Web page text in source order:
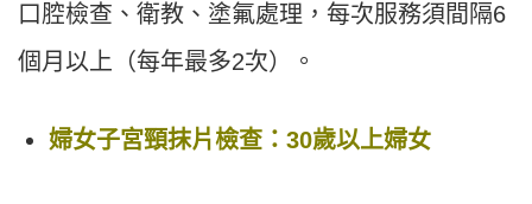
口腔檢查、衛教、塗氟處理，每次服務須間隔6
個月以上（每年最多2次）。
婦女子宮頸抹片檢查：30歲以上婦女